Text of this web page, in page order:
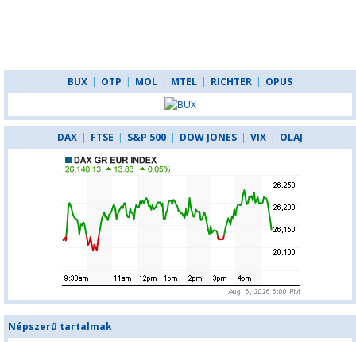
BUX | OTP | MOL | MTEL | RICHTER | OPUS
DAX | FTSE | S&P 500 | DOW JONES | VIX | OLAJ
Népszerű tartalmak